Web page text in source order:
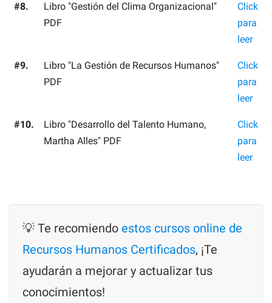
#8.
Libro "Gestión del Clima Organizacional"
PDF
Click
para
leer
#9.
Libro "La Gestión de Recursos Humanos"
PDF
Click
para
leer
#10.
Libro "Desarrollo del Talento Humano,
Martha Alles" PDF
Click
para
leer
💡 Te recomiendo estos cursos online de
Recursos Humanos Certificados, ¡Te
ayudarán a mejorar y actualizar tus
conocimientos!